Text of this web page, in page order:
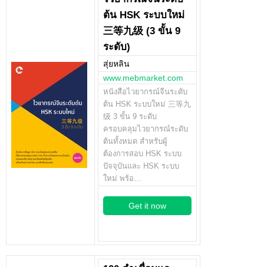
ต้น HSK ระบบใหม่
三等九级 (3 ขั้น 9
ระดับ)
สุ่ยหลิน
www.mebmarket.com
หนังสือไวยากรณ์จีนระดับ
ต้น HSK ระบบใหม่ 三等九
级 3 ขั้น 9 ระดับ
ครอบคลุมไวยากรณ์ระดับ
ต้นทั้งหมด สำหรับผู้
ต้องการสอบ HSK ระบบ
ปัจจุบันและ HSK ระบบ
ใหม่ พร้อ…
Get it now